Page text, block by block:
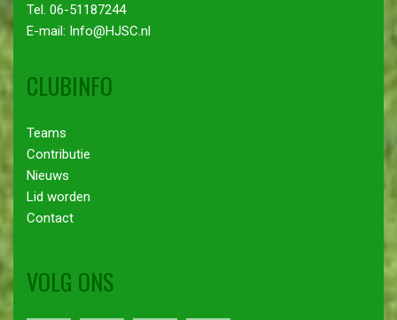
Tel. 06-51187244
E-mail: Info@HJSC.nl
CLUBINFO
Teams
Contributie
Nieuws
Lid worden
Contact
VOLG ONS